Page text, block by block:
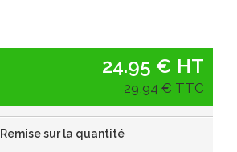
24.95 € HT
29,94 € TTC
Remise sur la quantité